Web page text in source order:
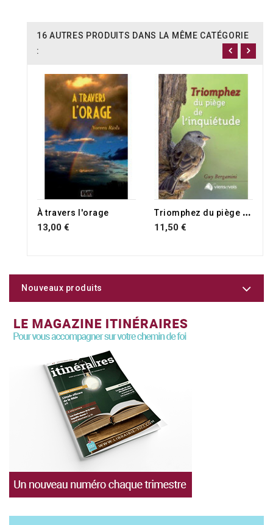
16 AUTRES PRODUITS DANS LA MÊME CATÉGORIE
:
À travers l'orage
13,00 €
RUPTURE DE STOCK T
riomphez du piège de l'inquiétude
11,50 €
Nouveaux produits